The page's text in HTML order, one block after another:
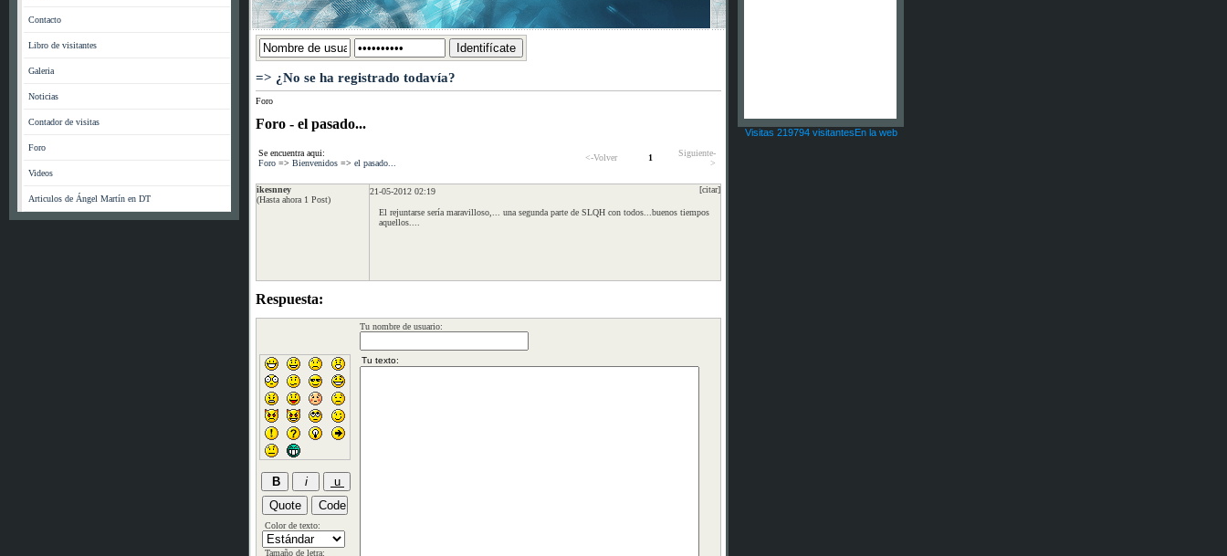
Contacto
Libro de visitantes
Galeria
Noticias
Contador de visitas
Foro
Videos
Articulos de Ángel Martín en DT
=> ¿No se ha registrado todavía?
Foro
Foro - el pasado...
Se encuentra aqui:
Foro => Bienvenidos => el pasado...
<-Volver 1
Siguiente-
>
ikesnney
(Hasta ahora 1 Post)
21-05-2012 02:19 [citar]
El rejuntarse sería maravilloso,... una segunda parte de SLQH con todos...buenos tiempos
aquellos....
Respuesta:
Tu nombre de usuario:
Color de texto:
Tamaño de letra:
Visitas 219794 visitantesEn la web